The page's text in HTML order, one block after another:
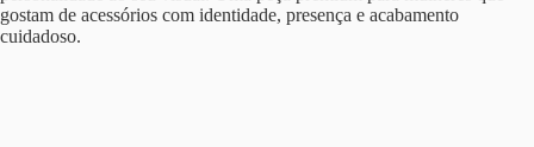
gostam de acessórios com identidade, presença e acabamento
cuidadoso.